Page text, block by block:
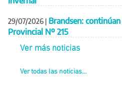
29/07/2026 | Brandsen:
Provincial Nº 215
Ver más noticias
Ver todas las noticias...